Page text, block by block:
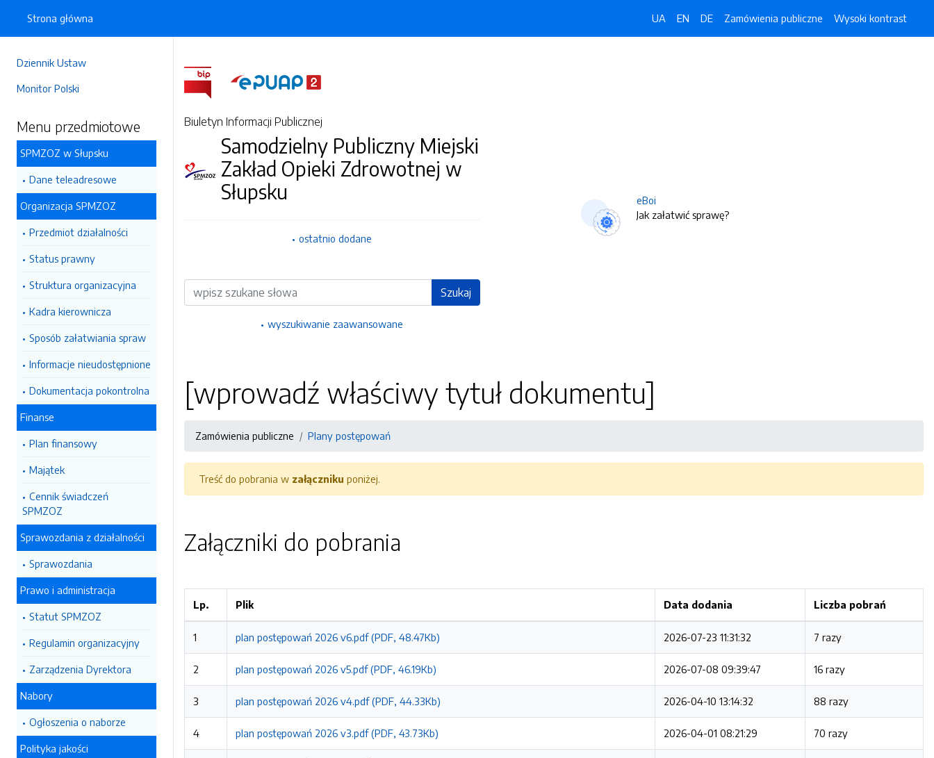
Dziennik Ustaw
Monitor Polski
Menu przedmiotowe
SPMZOZ w Słupsku
Dane teleadresowe
Organizacja SPMZOZ
Przedmiot działalności
Status prawny
Struktura organizacyjna
Kadra kierownicza
Sposób załatwiania spraw
Informacje nieudostępnione
Dokumentacja pokontrolna
Finanse
Plan finansowy
Majątek
Cennik świadczeń
SPMZOZ
Sprawozdania z działalności
Sprawozdania
Prawo i administracja
Statut SPMZOZ
Regulamin organizacyjny
Zarządzenia Dyrektora
Nabory
Ogłoszenia o naborze
Polityka jakości
Strona główna UA EN DE Zamówienia publiczne Wysoki kontrast
Biuletyn Informacji Publicznej
Samodzielny Publiczny Miejski
Zakład Opieki Zdrowotnej w
Słupsku
ostatnio dodane
Wyszukiwarka Szukaj
wyszukiwanie zaawansowane
eBoi
Jak załatwić sprawę?
[wprowadź właściwy tytuł dokumentu]
Zamówienia publiczne Plany postępowań
Treść do pobrania w załączniku poniżej.
Załączniki do pobrania
Lp. Plik Data dodania Liczba pobrań
1 plan postępowań 2026 v6.pdf (PDF, 48.47Kb) 2026-07-23 11:31:32 7 razy
2 plan postępowań 2026 v5.pdf (PDF, 46.19Kb) 2026-07-08 09:39:47 16 razy
3 plan postępowań 2026 v4.pdf (PDF, 44.33Kb) 2026-04-10 13:14:32 88 razy
4 plan postępowań 2026 v3.pdf (PDF, 43.73Kb) 2026-04-01 08:21:29 70 razy